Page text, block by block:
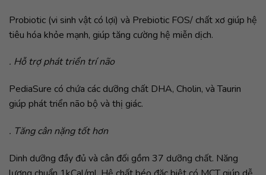
Probiotic (vi sinh vật có lợi) và Prebiotic FOS/ chất xơ giúp hệ
tiêu hóa khỏe mạnh, giúp tăng cường hệ miễn dịch.
. Hỗ trợ phát triển trí não
PediaSure có chứa các dưỡng chất DHA, Cholin, và Taurin
giúp phát triển não bộ và thị giác.
. Tăng cân nặng tốt hơn
Dinh dưỡng đầy đủ và cân đối gồm 37 dưỡng chất. Năng